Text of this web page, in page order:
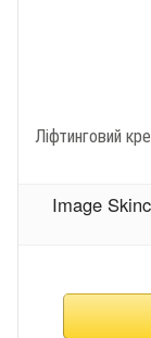
Ліфтинговий
Image